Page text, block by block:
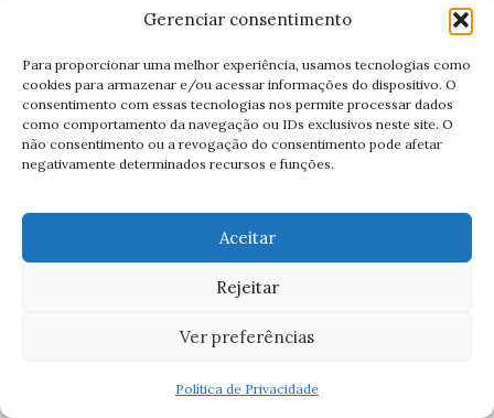
Gerenciar consentimento
Para proporcionar uma melhor experiência, usamos tecnologias como
cookies para armazenar e/ou acessar informações do dispositivo. O
consentimento com essas tecnologias nos permite processar dados
como comportamento da navegação ou IDs exclusivos neste site. O
não consentimento ou a revogação do consentimento pode afetar
negativamente determinados recursos e funções.
Aceitar
Rejeitar
Ver preferências
Política de Privacidade
sexta-feira santa(6)
Significados das Imagens(11)
Significados das Orações(1)
Teologia da Prosperidade(1)
Terço da Misericórdia(1)
Terço de São José(1)